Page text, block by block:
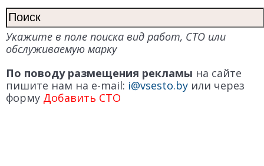
Укажите в поле поиска вид работ, СТО или
обслуживаемую марку
По поводу размещения рекламы на сайте
пишите нам на e-mail: i@vsesto.by или через
форму Добавить СТО